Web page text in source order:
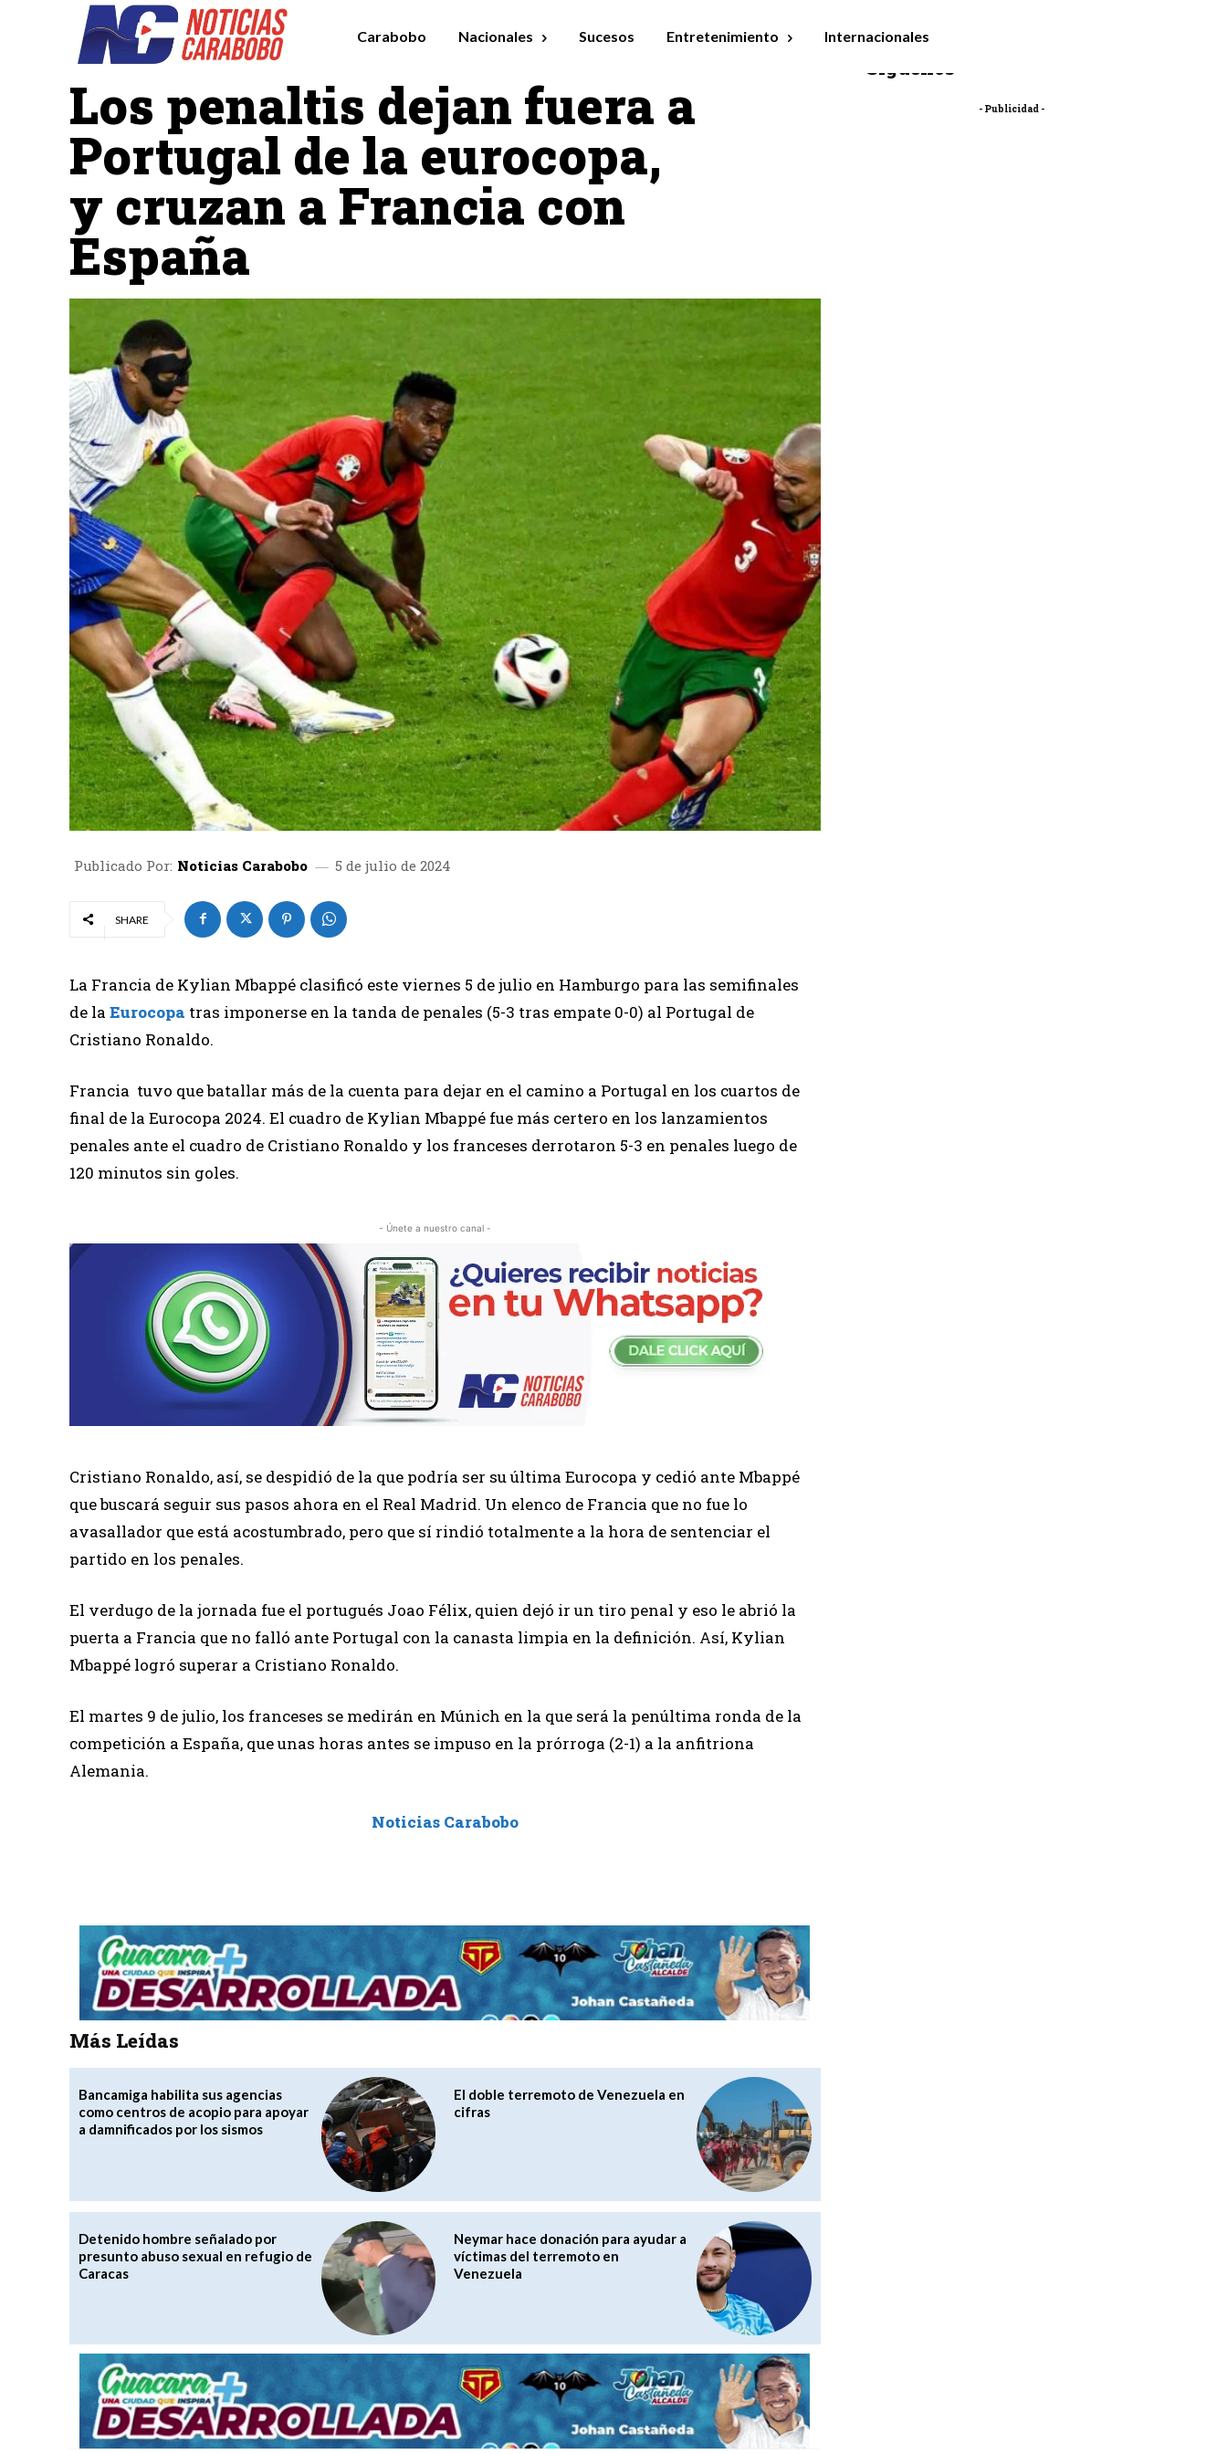
Carabobo Nacionales Sucesos Entretenimiento Internacionales
Deportes Destacadas
Los penaltis dejan fuera a
Portugal de la eurocopa,
y cruzan a Francia con
España
Publicado Por: Noticias Carabobo 5 de julio de 2024
SHARE
La Francia de Kylian Mbappé clasificó este viernes 5 de julio en Hamburgo para las semifinales
de la Eurocopa tras imponerse en la tanda de penales (5-3 tras empate 0-0) al Portugal de
Cristiano Ronaldo.
Francia tuvo que batallar más de la cuenta para dejar en el camino a Portugal en los cuartos de
final de la Eurocopa 2024. El cuadro de Kylian Mbappé fue más certero en los lanzamientos
penales ante el cuadro de Cristiano Ronaldo y los franceses derrotaron 5-3 en penales luego de
120 minutos sin goles.
- Únete a nuestro canal -
Cristiano Ronaldo, así, se despidió de la que podría ser su última Eurocopa y cedió ante Mbappé
que buscará seguir sus pasos ahora en el Real Madrid. Un elenco de Francia que no fue lo
avasallador que está acostumbrado, pero que sí rindió totalmente a la hora de sentenciar el
partido en los penales.
El verdugo de la jornada fue el portugués Joao Félix, quien dejó ir un tiro penal y eso le abrió la
puerta a Francia que no falló ante Portugal con la canasta limpia en la definición. Así, Kylian
Mbappé logró superar a Cristiano Ronaldo.
El martes 9 de julio, los franceses se medirán en Múnich en la que será la penúltima ronda de la
competición a España, que unas horas antes se impuso en la prórroga (2-1) a la anfitriona
Alemania.
Noticias Carabobo
Más Leídas
Bancamiga habilita sus agencias
como centros de acopio para apoyar
a damnificados por los sismos
El doble terremoto de Venezuela en
cifras
Detenido hombre señalado por
presunto abuso sexual en refugio de
Caracas
Neymar hace donación para ayudar a
víctimas del terremoto en
Venezuela
Síguenos
- Publicidad -